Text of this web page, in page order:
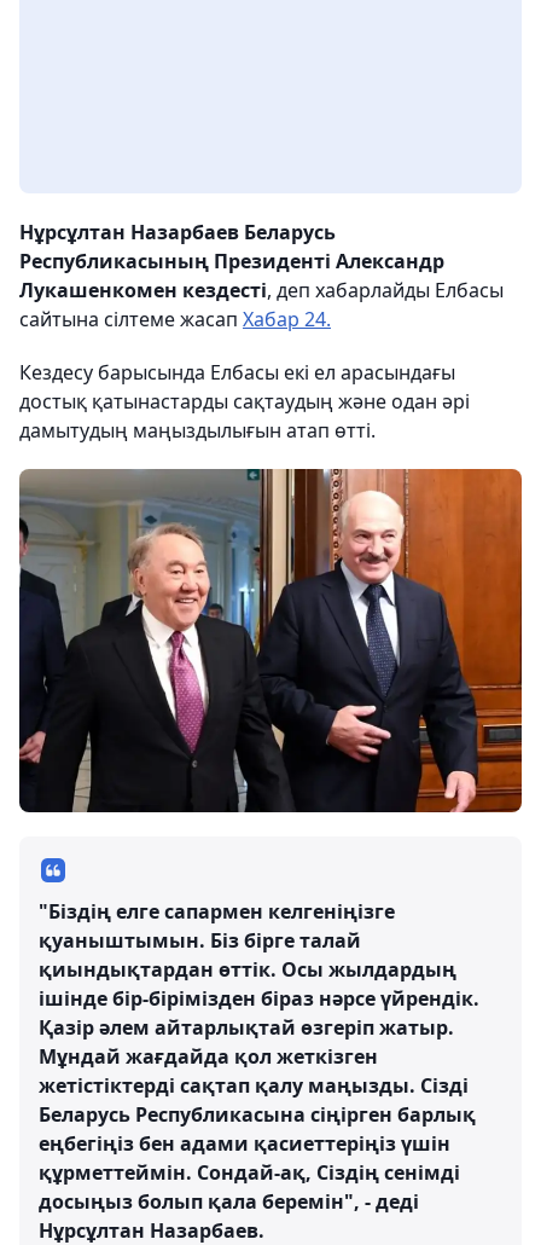
Нұрсұлтан Назарбаев Беларусь
Республикасының Президенті Александр
Лукашенкомен кездесті, деп хабарлайды Елбасы
сайтына сілтеме жасап Хабар 24.
Кездесу барысында Елбасы екі ел арасындағы
достық қатынастарды сақтаудың және одан әрі
дамытудың маңыздылығын атап өтті.
"Біздің елге сапармен келгеніңізге
қуаныштымын. Біз бірге талай
қиындықтардан өттік. Осы жылдардың
ішінде бір-бірімізден біраз нәрсе үйрендік.
Қазір әлем айтарлықтай өзгеріп жатыр.
Мұндай жағдайда қол жеткізген
жетістіктерді сақтап қалу маңызды. Сізді
Беларусь Республикасына сіңірген барлық
еңбегіңіз бен адами қасиеттеріңіз үшін
құрметтеймін. Сондай-ақ, Сіздің сенімді
досыңыз болып қала беремін", - деді
Нұрсұлтан Назарбаев.